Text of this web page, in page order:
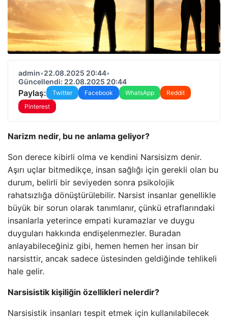
admin•22.08.2025 20:44•
Güncellendi: 22.08.2025 20:44
Paylaş: Twitter Facebook WhatsApp
Reddit
Pinterest
Narizm nedir, bu ne anlama geliyor?
Son derece kibirli olma ve kendini Narsisizm denir.
Aşırı uçlar bitmedikçe, insan sağlığı için gerekli olan bu
durum, belirli bir seviyeden sonra psikolojik
rahatsızlığa dönüştürülebilir. Narsist insanlar genellikle
büyük bir sorun olarak tanımlanır, çünkü etraflarındaki
insanlarla yeterince empati kuramazlar ve duygu
duyguları hakkında endişelenmezler. Buradan
anlayabileceğiniz gibi, hemen hemen her insan bir
narsisttir, ancak sadece üstesinden geldiğinde tehlikeli
hale gelir.
Narsisistik kişiliğin özellikleri nelerdir?
Narsisistik insanları tespit etmek için kullanılabilecek